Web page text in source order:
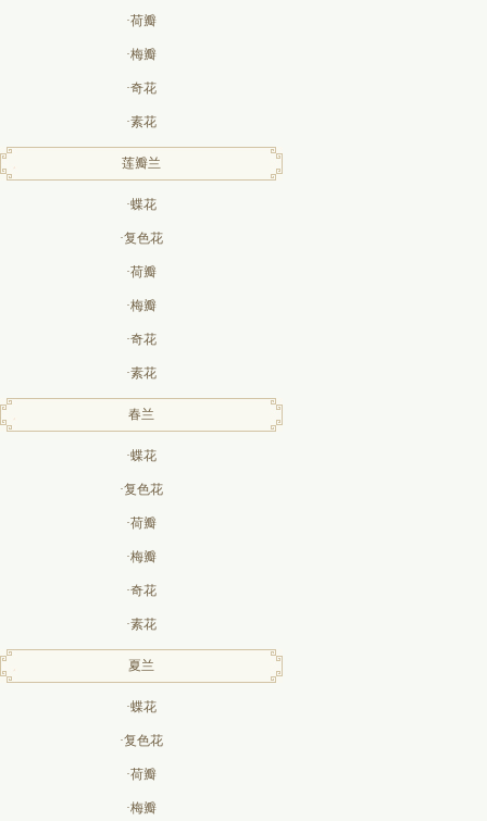
·荷瓣
·梅瓣
·奇花
·素花
莲瓣兰
·蝶花
·复色花
·荷瓣
·梅瓣
·奇花
·素花
春兰
·蝶花
·复色花
·荷瓣
·梅瓣
·奇花
·素花
夏兰
·蝶花
·复色花
·荷瓣
·梅瓣